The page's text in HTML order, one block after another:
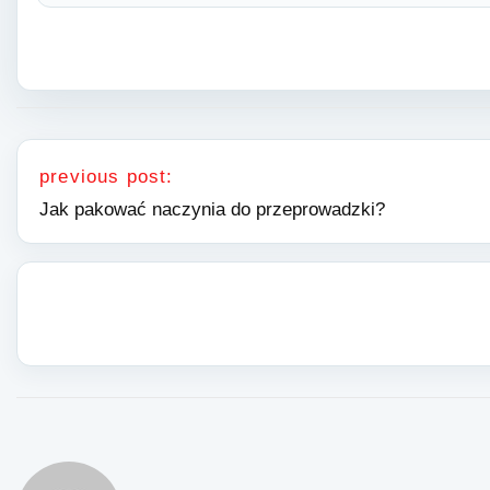
Nawigacja wpisu
previous post:
Jak pakować naczynia do przeprowadzki?